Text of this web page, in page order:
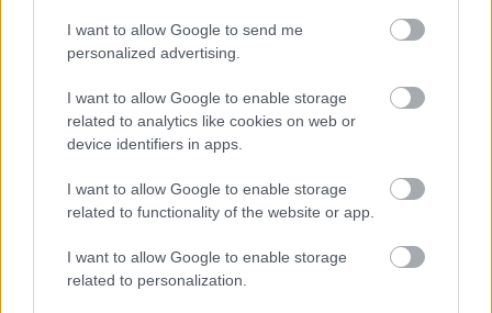
I want to allow Google to send me
personalized advertising.
I want to allow Google to enable storage
related to analytics like cookies on web or
device identifiers in apps.
I want to allow Google to enable storage
related to functionality of the website or app.
I want to allow Google to enable storage
related to personalization.
ART AND ANTIQUE: FEBRUÁR 6-ÁN KEZDŐDIK A
MŰVÉSZETI SEREGSZEMLE
A bejegyzés trackback címe:
Kommentek:
A hozzászólások avonatkozó jogszabályok